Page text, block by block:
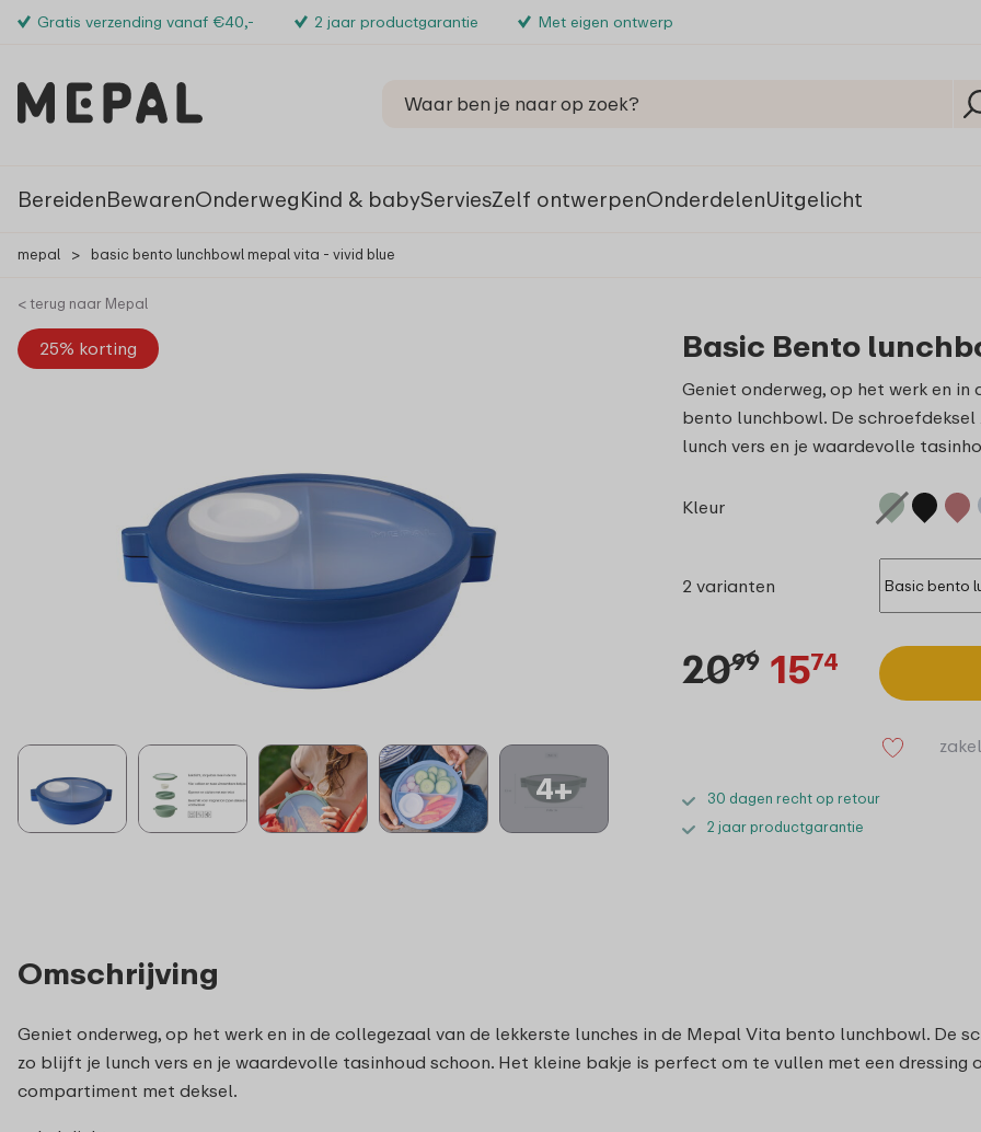
Gratis verzending vanaf €40,- 2 jaar productgarantie Met eigen ontwerp
BereidenBewarenOnderwegKind & babyServiesZelf ontwerpenOnderdelenUitgelicht
mepal > basic bento lunchbowl mepal vita - vivid blue
< terug naar Mepal
25% korting
4+
Basic Bento
Geniet onderweg, op het werk en
bento lunchbowl. De
lunch vers en je waardevolle
Kleur
2 varianten
2099 1574
30 dagen recht op retour
2 jaar productgarantie
Omschrijving
Geniet onderweg, op het werk en in de collegezaal van de lekkerste lunches in de Mepal Vita bento lunchbowl. De
zo blijft je lunch vers en je waardevolle tasinhoud schoon. Het kleine bakje is perfect om te vullen met een
compartiment met deksel.